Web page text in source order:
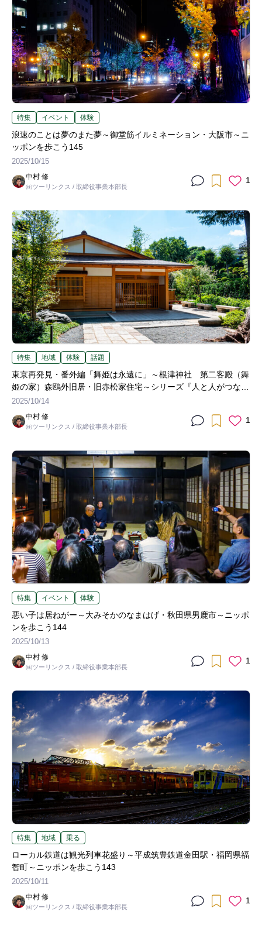
特集 イベント 体験
浪速のことは夢のまた夢～御堂筋イルミネーション・大阪市～ニ
ッポンを歩こう145
2025/10/15
中村 修
㈱ツーリンクス / 取締役事業本部長
1
特集 地域 体験 話題
東京再発見・番外編「舞姫は永遠に」～根津神社 第二客殿（舞
姫の家）森鴎外旧居・旧赤松家住宅～シリーズ『人と人がつなぐ
観光』（第3回）
2025/10/14
中村 修
㈱ツーリンクス / 取締役事業本部長
1
特集 イベント 体験
悪い子は居ねがー～大みそかのなまはげ・秋田県男鹿市～ニッポ
ンを歩こう144
2025/10/13
中村 修
㈱ツーリンクス / 取締役事業本部長
1
特集 地域 乗る
ローカル鉄道は観光列車花盛り～平成筑豊鉄道金田駅・福岡県福
智町～ニッポンを歩こう143
2025/10/11
中村 修
㈱ツーリンクス / 取締役事業本部長
1